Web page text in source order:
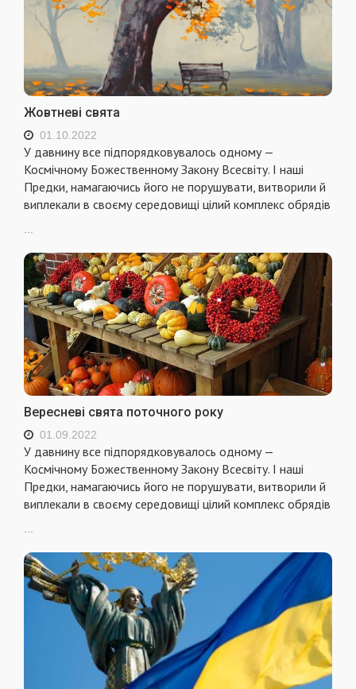
Жовтневі свята
01.10.2022
У давнину все підпорядковувалось одному —
Космічному Божественному Закону Всесвіту. І наші
Предки, намагаючись його не порушувати, витворили й
виплекали в своєму середовищі цілий комплекс обрядів
Вересневі свята поточного року
01.09.2022
У давнину все підпорядковувалось одному —
Космічному Божественному Закону Всесвіту. І наші
Предки, намагаючись його не порушувати, витворили й
виплекали в своєму середовищі цілий комплекс обрядів